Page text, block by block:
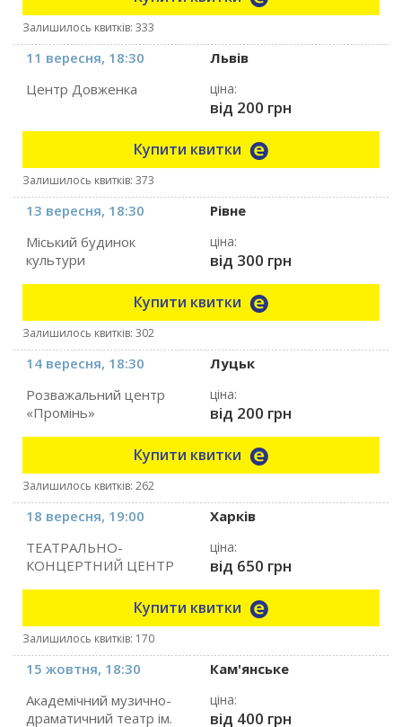
Залишилось квитків: 333
11 вересня, 18:30
Львів
Центр Довженка
ціна:
від 200 грн
Купити квитки
Залишилось квитків: 373
13 вересня, 18:30
Рівне
Міський будинок
культури
ціна:
від 300 грн
Купити квитки
Залишилось квитків: 302
14 вересня, 18:30
Луцьк
Розважальний центр
«Промінь»
ціна:
від 200 грн
Купити квитки
Залишилось квитків: 262
18 вересня, 19:00
Харків
ТЕАТРАЛЬНО-
КОНЦЕРТНИЙ ЦЕНТР
ціна:
від 650 грн
Купити квитки
Залишилось квитків: 170
15 жовтня, 18:30
Кам'янське
Академічний музично-
драматичний театр ім.
ціна:
від 400 грн